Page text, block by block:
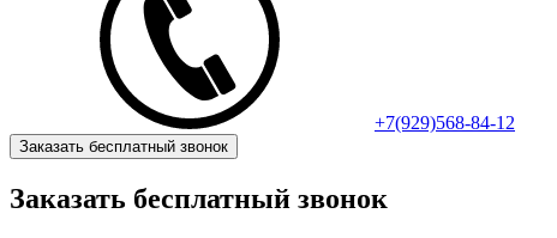
+7(929)568-84-12
Заказать бесплатный звонок
Заказать бесплатный звонок